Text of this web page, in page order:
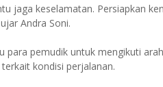
jaga keselamatan. Persiapkan
Andra Soni.
para pemudik untuk mengikuti
kondisi perjalanan.